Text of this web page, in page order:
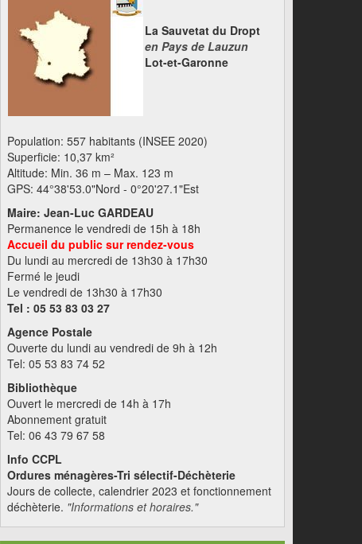
La Sauvetat du Dropt
en Pays de Lauzun
Lot-et-Garonne
Population: 557 habitants (INSEE 2020)
Superficie: 10,37 km²
Altitude: Min. 36 m – Max. 123 m
GPS: 44°38'53.0"Nord - 0°20'27.1"Est
Maire: Jean-Luc GARDEAU
Permanence le vendredi de 15h à 18h
Accueil du public sur rendez-vous
Du lundi au mercredi de 13h30 à 17h30
Fermé le jeudi
Le vendredi de 13h30 à 17h30
Tel : 05 53 83 03 27
Agence Postale
Ouverte du lundi au vendredi de 9h à 12h
Tel: 05 53 83 74 52
Bibliothèque
Ouvert le mercredi de 14h à 17h
Abonnement gratuit
Tel: 06 43 79 67 58
Info CCPL
Ordures ménagères-Tri sélectif-Déchèterie
Jours de collecte, calendrier 2023 et fonctionnement
déchèterie. "Informations et horaires."